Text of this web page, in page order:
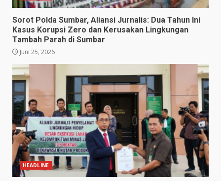
Sorot Polda Sumbar, Aliansi Jurnalis: Dua Tahun Ini
Kasus Korupsi Zero dan Kerusakan Lingkungan
Tambah Parah di Sumbar
Juni 25, 2026
HEADLINE